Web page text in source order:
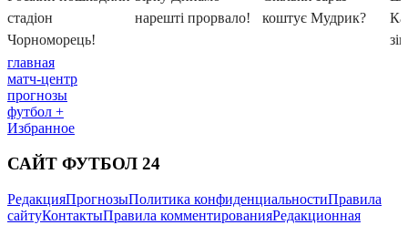
главная
матч-центр
прогнозы
футбол +
Избранное
САЙТ ФУТБОЛ 24
РедакцияПрогнозыПолитика конфиденциальностиПравила
сайтуКонтактыПравила комментированияРедакционная